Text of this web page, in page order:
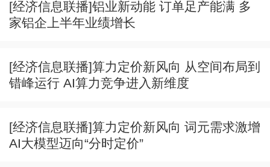
[经济信息联播]铝业新动能 订单足产能满 多
家铝企上半年业绩增长
[经济信息联播]算力定价新风向 从空间布局到
错峰运行 AI算力竞争进入新维度
[经济信息联播]算力定价新风向 词元需求激增
AI大模型迈向“分时定价”